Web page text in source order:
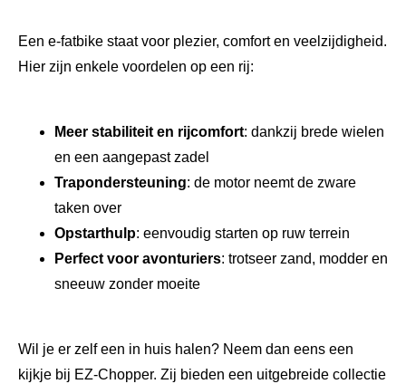
Een e-fatbike staat voor plezier, comfort en veelzijdigheid.
Hier zijn enkele voordelen op een rij:
Meer stabiliteit en rijcomfort: dankzij brede wielen
en een aangepast zadel
Trapondersteuning: de motor neemt de zware
taken over
Opstarthulp: eenvoudig starten op ruw terrein
Perfect voor avonturiers: trotseer zand, modder en
sneeuw zonder moeite
Wil je er zelf een in huis halen? Neem dan eens een
kijkje bij EZ-Chopper. Zij bieden een uitgebreide collectie